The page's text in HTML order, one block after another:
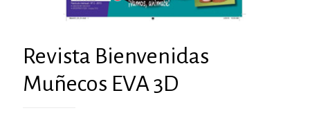
Revista Bienvenidas
Muñecos EVA 3D